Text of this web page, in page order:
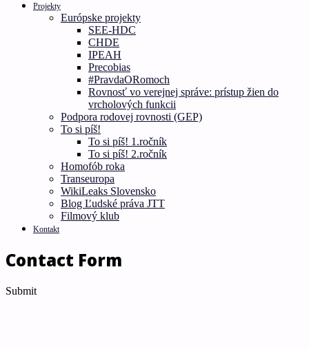
Projekty
Európske projekty
SEE-HDC
CHDE
IPEAH
Precobias
#PravdaORomoch
Rovnosť vo verejnej správe: prístup žien do
vrcholových funkcii
Podpora rodovej rovnosti (GEP)
To si píš!
To si píš! 1.ročník
To si píš! 2.ročník
Homofób roka
Transeuropa
WikiLeaks Slovensko
Blog Ľudské práva JTT
Filmový klub
Kontakt
Contact Form
Submit